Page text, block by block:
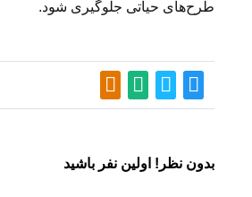
طرح‌های حیاتی جلوگیری شود.
بدون نظر! اولین نفر باشید